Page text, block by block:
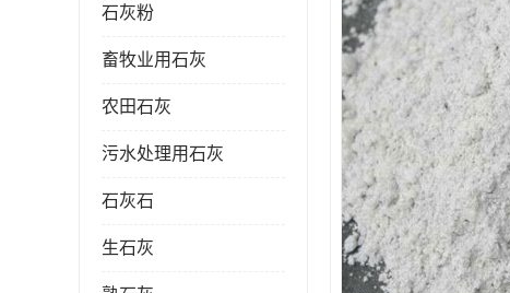
石灰粉
畜牧业用石灰
农田石灰
污水处理用石灰
石灰石
生石灰